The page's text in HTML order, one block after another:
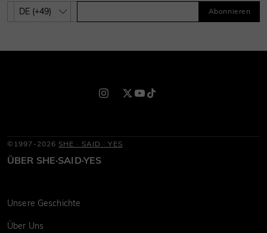
Abonnieren
©1997-2026 SHE · SAID · YES
ÜBER SHE·SAID·YES
Unsere Geschichte
Über Uns